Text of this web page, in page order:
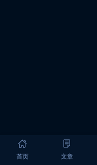
首页 文章